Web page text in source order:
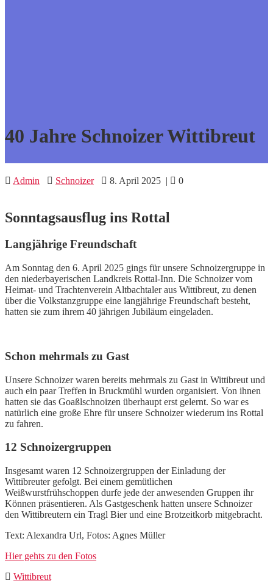
40 Jahre Schnoizer Wittibreut
Admin Schnoizer 8. April 2025 | 0
Sonntagsausflug ins Rottal
Langjährige Freundschaft
Am Sonntag den 6. April 2025 gings für unsere Schnoizergruppe in
den niederbayerischen Landkreis Rottal-Inn. Die Schnoizer vom
Heimat- und Trachtenverein Altbachtaler aus Wittibreut, zu denen
über die Volkstanzgruppe eine langjährige Freundschaft besteht,
hatten sie zum ihrem 40 jährigen Jubiläum eingeladen.
Schon mehrmals zu Gast
Unsere Schnoizer waren bereits mehrmals zu Gast in Wittibreut und
auch ein paar Treffen in Bruckmühl wurden organisiert. Von ihnen
hatten sie das Goaßlschnoizen überhaupt erst gelernt. So war es
natürlich eine große Ehre für unsere Schnoizer wiederum ins Rottal
zu fahren.
12 Schnoizergruppen
Insgesamt waren 12 Schnoizergruppen der Einladung der
Wittibreuter gefolgt. Bei einem gemütlichen
Weißwurstfrühschoppen durfe jede der anwesenden Gruppen ihr
Können präsentieren. Als Gastgeschenk hatten unsere Schnoizer
den Wittibreutern ein Tragl Bier und eine Brotzeitkorb mitgebracht.
Text: Alexandra Url, Fotos: Agnes Müller
Hier gehts zu den Fotos
Wittibreut